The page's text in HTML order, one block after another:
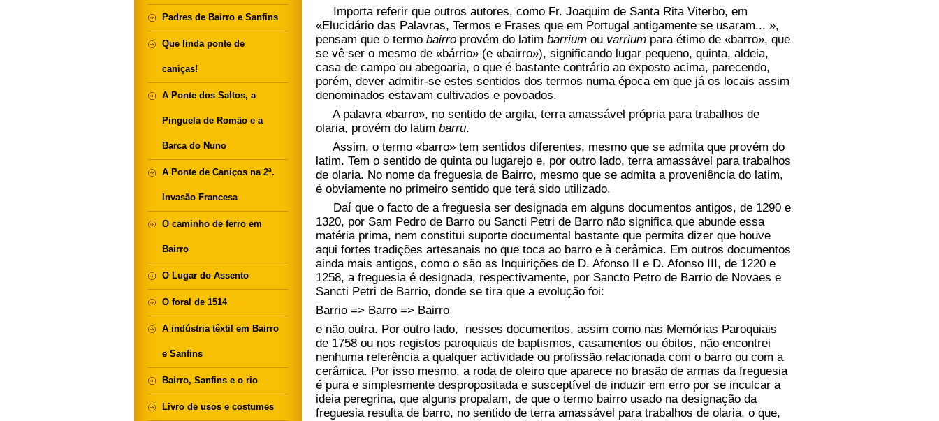
Importa referir que outros autores, como Fr. Joaquim de Santa Rita Viterbo, em
«Elucidário das Palavras, Termos e Frases que em Portugal antigamente se usaram... »,
pensam que o termo bairro provém do latim barrium ou varrium para étimo de «barro», que
se vê ser o mesmo de «bárrio» (e «bairro»), significando lugar pequeno, quinta, aldeia,
casa de campo ou abegoaria, o que é bastante contrário ao exposto acima, parecendo,
porém, dever admitir-se estes sentidos dos termos numa época em que já os locais assim
denominados estavam cultivados e povoados.
A palavra «barro», no sentido de argila, terra amassável própria para trabalhos de
olaria, provém do latim barru.
Assim, o termo «barro» tem sentidos diferentes, mesmo que se admita que provém do
latim. Tem o sentido de quinta ou lugarejo e, por outro lado, terra amassável para trabalhos
de olaria. No nome da freguesia de Bairro, mesmo que se admita a proveniência do latim,
é obviamente no primeiro sentido que terá sido utilizado.
Daí que o facto de a freguesia ser designada em alguns documentos antigos, de 1290 e
1320, por Sam Pedro de Barro ou Sancti Petri de Barro não significa que abunde essa
matéria prima, nem constitui suporte documental bastante que permita dizer que houve
aqui fortes tradições artesanais no que toca ao barro e à cerâmica. Em outros documentos
ainda mais antigos, como o são as Inquirições de D. Afonso II e D. Afonso III, de 1220 e
1258, a freguesia é designada, respectivamente, por Sancto Petro de Barrio de Novaes e
Sancti Petri de Barrio, donde se tira que a evolução foi:
Barrio => Barro => Bairro
e não outra. Por outro lado, nesses documentos, assim como nas Memórias Paroquiais
de 1758 ou nos registos paroquiais de baptismos, casamentos ou óbitos, não encontrei
nenhuma referência a qualquer actividade ou profissão relacionada com o barro ou com a
cerâmica. Por isso mesmo, a roda de oleiro que aparece no brasão de armas da freguesia
é pura e simplesmente despropositada e susceptível de induzir em erro por se inculcar a
ideia peregrina, que alguns propalam, de que o termo bairro usado na designação da
freguesia resulta de barro, no sentido de terra amassável para trabalhos de olaria, o que,
Padres de Bairro e Sanfins
Que linda ponte de
caniças!
A Ponte dos Saltos, a
Pinguela de Romão e a
Barca do Nuno
A Ponte de Caniços na 2ª.
Invasão Francesa
O caminho de ferro em
Bairro
O Lugar do Assento
O foral de 1514
A indústria têxtil em Bairro
e Sanfins
Bairro, Sanfins e o rio
Livro de usos e costumes